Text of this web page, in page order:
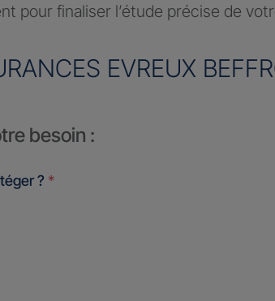
pour finaliser l’étude précise de
EVREUX
besoin :
? *